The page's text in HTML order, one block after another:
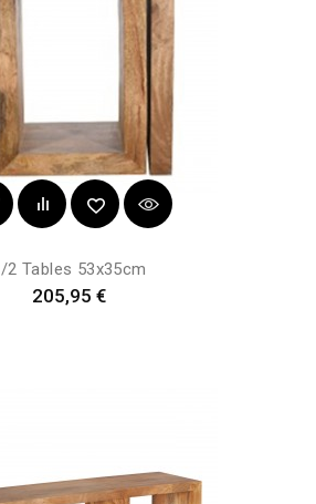
2 Tables 53x35cm
Prix
205,95 €